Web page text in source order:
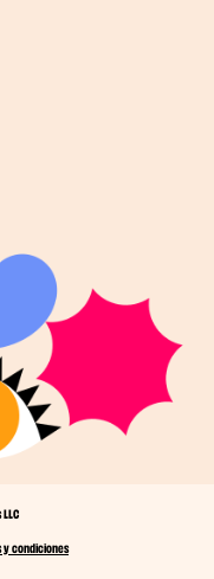
y condiciones